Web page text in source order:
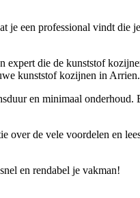
je een professional vindt die
expert die de kunststof
kunststof kozijnen in Arrien.
en minimaal
over de vele voordelen en
en rendabel je vakman!